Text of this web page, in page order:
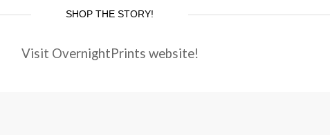
SHOP THE STORY!
Visit OvernightPrints website!